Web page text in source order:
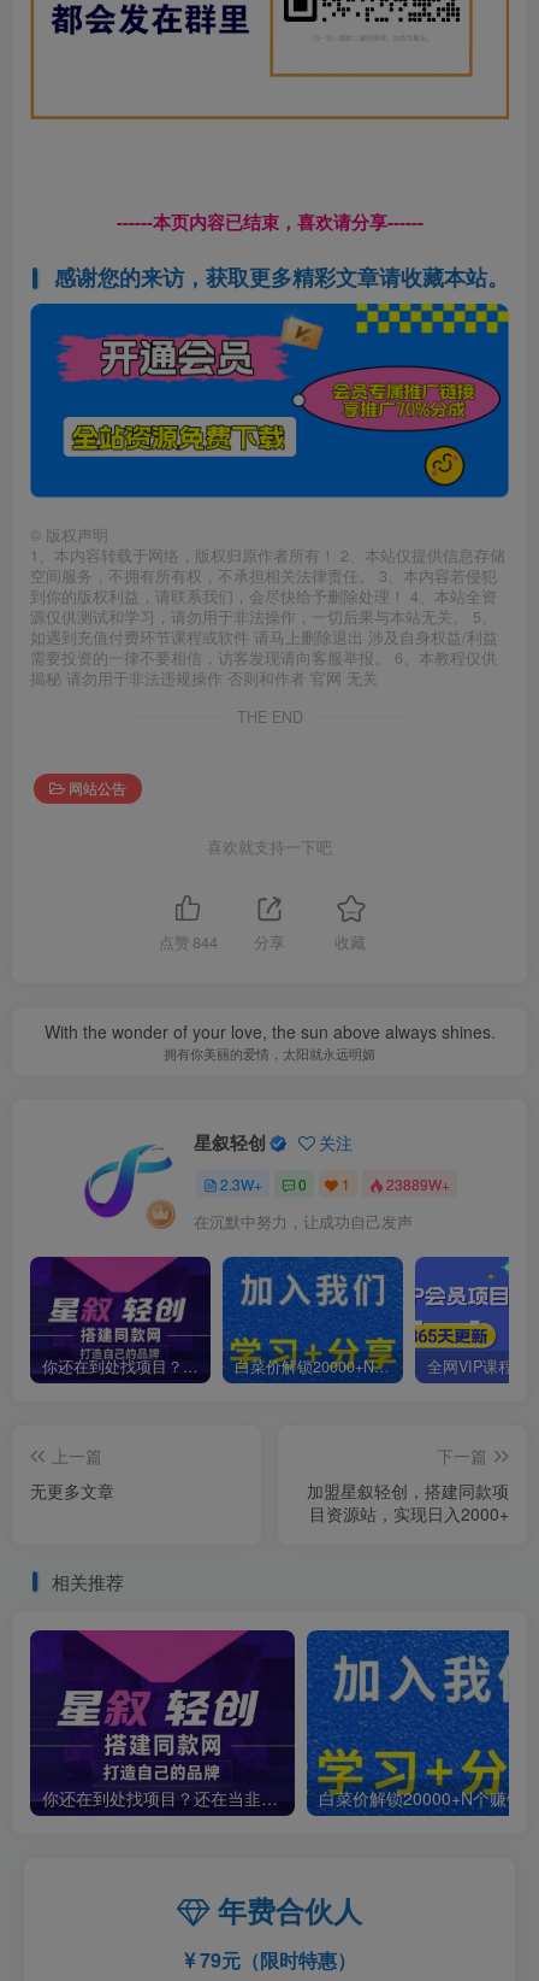
------本页内容已结束，喜欢请分享------
感谢您的来访，获取更多精彩文章请收藏本站。
© 版权声明
1、本内容转载于网络，版权归原作者所有！ 2、本站仅提供信息存储
空间服务，不拥有所有权，不承担相关法律责任。 3、本内容若侵犯
到你的版权利益，请联系我们，会尽快给予删除处理！ 4、本站全资
源仅供测试和学习，请勿用于非法操作，一切后果与本站无关。 5、
如遇到充值付费环节课程或软件 请马上删除退出 涉及自身权益/利益
需要投资的一律不要相信，访客发现请向客服举报。 6、本教程仅供
揭秘 请勿用于非法违规操作 否则和作者 官网 无关
THE END
网站公告
喜欢就支持一下吧
点赞 844 分享 收藏
With the wonder of your love, the sun above always shines.
拥有你美丽的爱情，太阳就永远明媚
星叙轻创 关注
2.3W+ 0 1 23889W+
在沉默中努力，让成功自己发声
你还在到处找项目？还在当韭菜？我靠卖项目一个月收入5万+，曾经我也是个失败者。 白菜价解锁20000+N个赚钱机会，加入星叙轻创会员，全站资源免费学习。
上一篇
无更多文章
下一篇
加盟星叙轻创，搭建同款项
目资源站，实现日入2000+
相关推荐
你还在到处找项目？还在当韭菜？我靠卖项目一个月收入5万+，曾经我也是个失败者。
年费合伙人
79元（限时特惠）